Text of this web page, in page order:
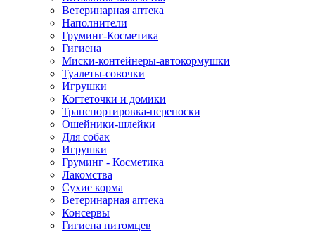
Ветеринарная аптека
Наполнители
Груминг-Косметика
Гигиена
Миски-контейнеры-автокормушки
Туалеты-совочки
Игрушки
Когтеточки и домики
Транспортировка-переноски
Ошейники-шлейки
Для собак
Игрушки
Груминг - Косметика
Лакомства
Сухие корма
Ветеринарная аптека
Консервы
Гигиена питомцев